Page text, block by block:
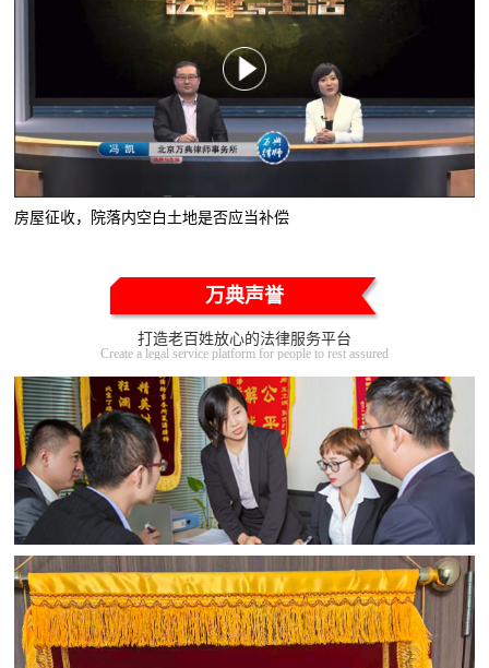
房屋征收，院落内空白土地是否应当补偿
万典声誉
打造老百姓放心的法律服务平台
Create a legal service platform for people to rest assured